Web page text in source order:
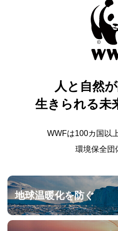
人と自然
生きられる未
WWFは100カ国以
環境保全団
地球温暖化を防ぐ